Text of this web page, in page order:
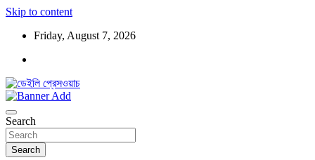
Skip to content
Friday, August 7, 2026
ডেইলি প্রেসওয়াচ
Search
Search